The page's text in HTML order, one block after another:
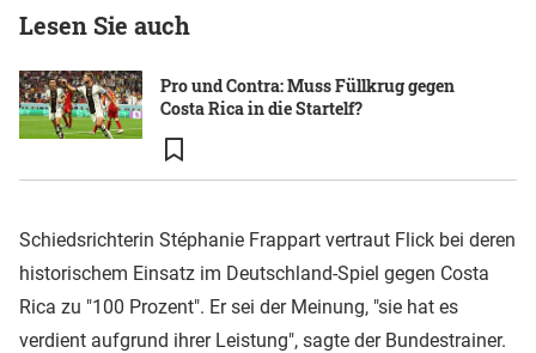
Lesen Sie auch
Pro und Contra: Muss Füllkrug gegen
Costa Rica in die Startelf?
Schiedsrichterin Stéphanie Frappart vertraut Flick bei deren
historischem Einsatz im Deutschland-Spiel gegen Costa
Rica zu "100 Prozent". Er sei der Meinung, "sie hat es
verdient aufgrund ihrer Leistung", sagte der Bundestrainer.